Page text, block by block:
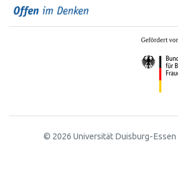
© 2026 Universität Duisburg-Essen |